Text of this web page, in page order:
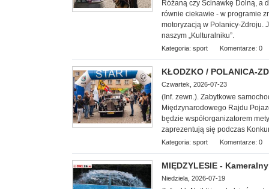
Różaną czy Ścinawkę Dolną, a
równie ciekawie - w programie
motoryzacją w Polanicy-Zdroju.
naszym „Kulturalniku”.
Kategoria: sport Komentarze: 0
KŁODZKO / POLANICA-
Czwartek, 2026-07-23
(Inf. zewn.). Zabytkowe
Międzynarodowego Rajdu
będzie współorganizatorem
zaprezentują się podczas
Kategoria: sport Komentarze: 0
MIĘDZYLESIE -
Niedziela, 2026-07-19